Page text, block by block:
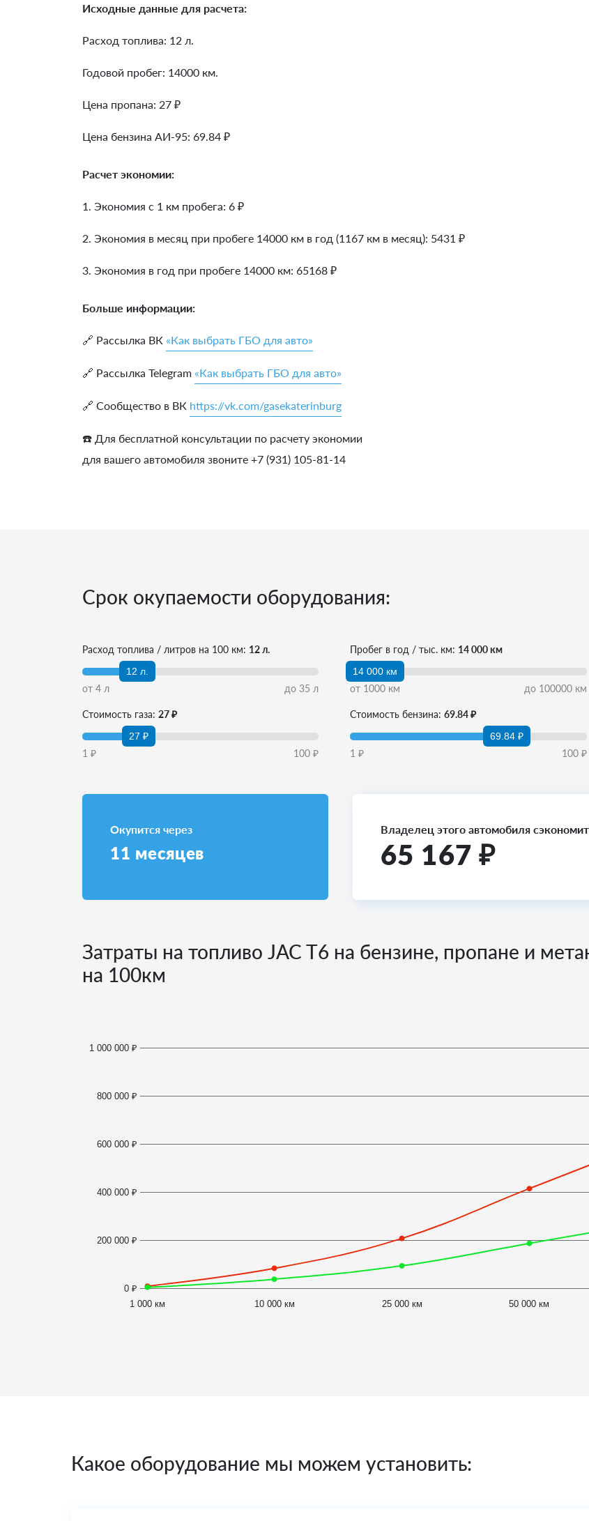
Исходные данные для расчета:
Расход топлива: 12 л.
Годовой пробег: 14000 км.
Цена пропана: 27 ₽
Цена бензина АИ-95: 69.84 ₽
Расчет экономии:
1. Экономия с 1 км пробега: 6 ₽
2. Экономия в месяц при пробеге 14000 км в год (1167 км в месяц): 5431 ₽
3. Экономия в год при пробеге 14000 км: 65168 ₽
Больше информации:
🔗 Рассылка ВК «Как выбрать ГБО для авто»
🔗 Рассылка Telegram «Как выбрать ГБО для авто»
🔗 Сообщество в ВК https://vk.com/gasekaterinburg
☎️ Для бесплатной консультации по расчету экономии
для вашего автомобиля звоните +7 (931) 105-81-14
Срок окупаемости оборудования:
Расход топлива / литров на 100 км: 12 л.
12 л.
от 4 л до35 л
Пробег в год / тыс. км: 14 000 км
14 000 км
от 1000 км до 100000км
Стоимость газа: 27 ₽
27 ₽
1 ₽ 100 ₽
Стоимость бензина:69.84 ₽
69.84 ₽
1 ₽ 100₽
Окупится через
11 месяцев
Владелец этого автомобиля сэкономит
65 167 ₽
Затраты на топливо JAC T6 на бензине, пропане и
на 100км
1 000 км 10 000 км 25 000 км 50 000 км
0 ₽
200 000 ₽
400 000 ₽
600 000 ₽
800 000 ₽
1 000 000 ₽
Какое оборудование мы можем установить: